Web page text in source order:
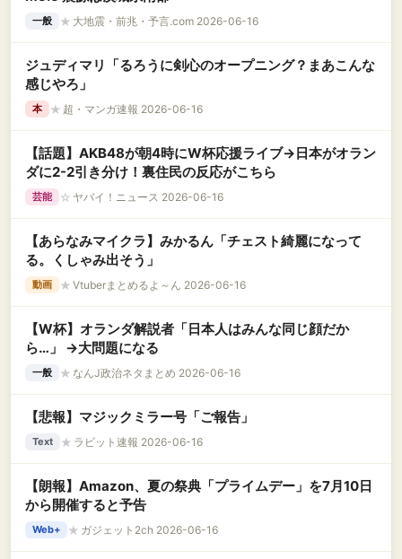
一般 ★ 大地震・前兆・予言.com 2026-06-16
ジュディマリ「るろうに剣心のオープニング？まあこんな
感じやろ」
本 ★ 超・マンガ速報 2026-06-16
【話題】AKB48が朝4時にW杯応援ライブ→日本がオラン
ダに2-2引き分け！裏住民の反応がこちら
芸能 ☆ ヤバイ！ニュース 2026-06-16
【あらなみマイクラ】みかるん「チェスト綺麗になって
る。くしゃみ出そう」
動画 ★ Vtuberまとめるよ～ん 2026-06-16
【W杯】オランダ解説者「日本人はみんな同じ顔だか
ら…」 →大問題になる
一般 ★ なんJ政治ネタまとめ 2026-06-16
【悲報】マジックミラー号「ご報告」
Text ★ ラビット速報 2026-06-16
【朗報】Amazon、夏の祭典「プライムデー」を7月10日
から開催すると予告
Web+ ★ ガジェット2ch 2026-06-16